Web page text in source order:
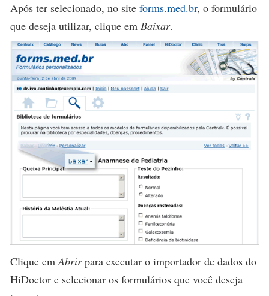
Após ter selecionado, no site forms.med.br, o formulário
que deseja utilizar, clique em Baixar.
Clique emAbrirpara executar o importador de dados do
HiDoctor e selecionar os formulários que você deseja